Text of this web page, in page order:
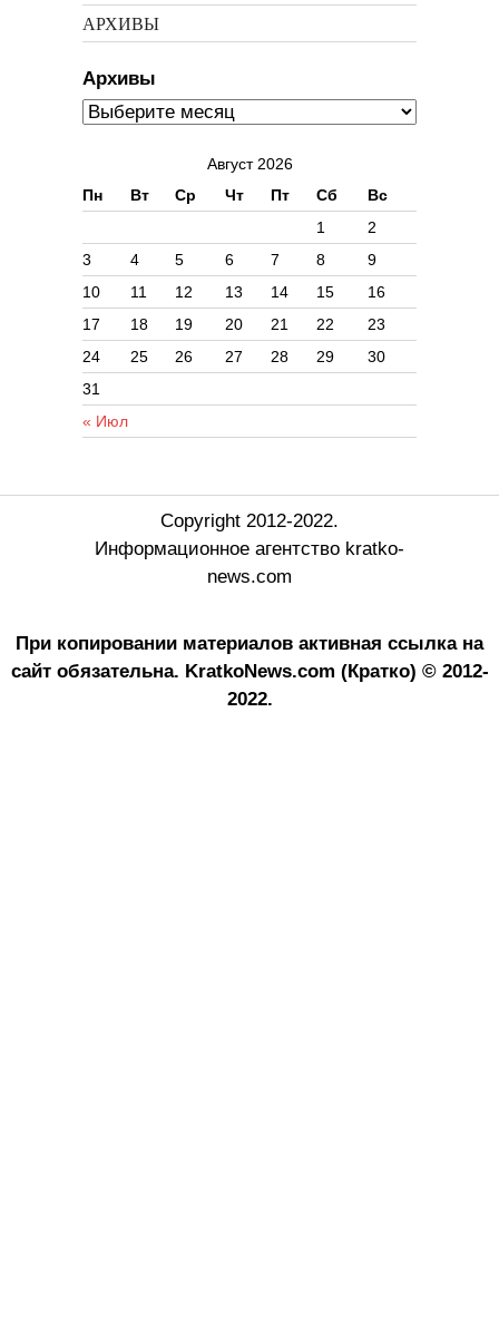
АРХИВЫ
Архивы
Август 2026
Пн
Вт Ср Чт Пт Сб Вс
« Июл
1
2
3
4 5 6 7 8
9
10
11 12 13 14 15
16
17
18 19 20 21 22
23
24
25 26 27 28 29
30
31
Copyright 2012-2022.
Информационное агентство kratko-
news.com
При копировании материалов активная ссылка на
сайт обязательна. KratkoNews.com (Кратко) © 2012-
2022.